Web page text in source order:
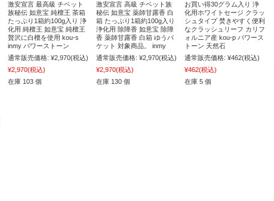
激安宣言 最高級 チベット
族秘伝 如意宝 純檀王 茶箱
たっぷり1箱約100g入り 浄
化用 純檀王 如意宝 純檀王
贅沢に白檀を使用 kou-s
inmy パワーストーン
通常販売価格: ¥2,970(税込)
¥2,970(税込)
在庫 103 個
激安宣言 高級 チベット族
秘伝 如意宝 薬師甘露香 白
箱 たっぷり1箱約100g入り
浄化用 除障香 如意宝 除障
香 薬師甘露香 白箱 ゆうパ
ケット 対象商品。 inmy
通常販売価格: ¥2,970(税込)
¥2,970(税込)
在庫 130 個
お買い得30グラム入り 浄
化用ホワイトセージ クラッ
シュタイプ 焚きやすく便利
なクラッシュリーフ カリフ
ォルニア産 kou-p パワース
トーン 天然石
通常販売価格: ¥462(税込)
¥462(税込)
在庫 5 個